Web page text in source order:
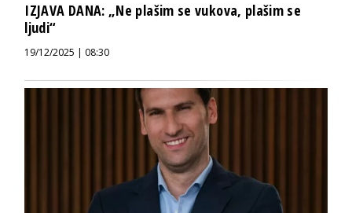
IZJAVA DANA: „Ne plašim se vukova, plašim se
ljudi“
19/12/2025 | 08:30